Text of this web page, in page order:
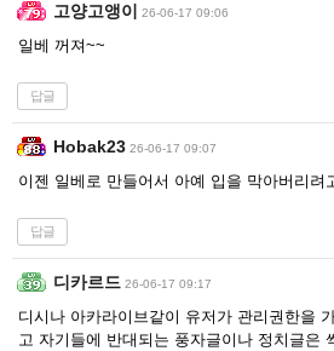
고양고앵이 26-06-17 09:06
일베 꺼져~~
답글
Hobak23 26-06-17 09:07
이젠 일베로 만들어서 아예 입을 막아버리려
답글
디카르드 26-06-17 09:17
디시나 아카라이브같이 유저가 관리권한을
고 자기들에 반대되는 풍자글이나 정치글은